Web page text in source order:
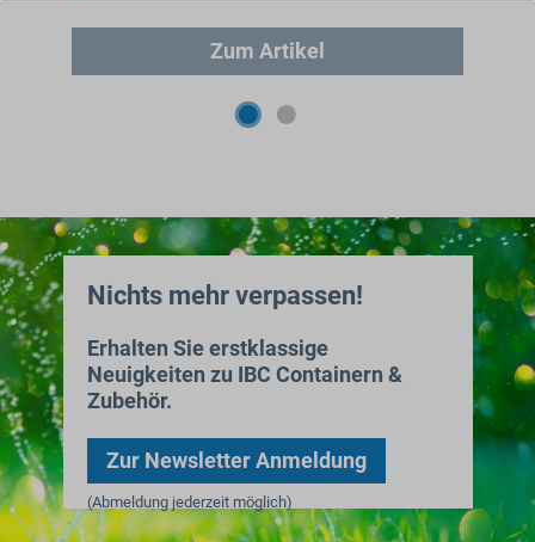
Zum Artikel
Nichts mehr verpassen!
Erhalten Sie erstklassige
Neuigkeiten zu IBC Containern &
Zubehör.
Zur Newsletter Anmeldung
(Abmeldung jederzeit möglich)